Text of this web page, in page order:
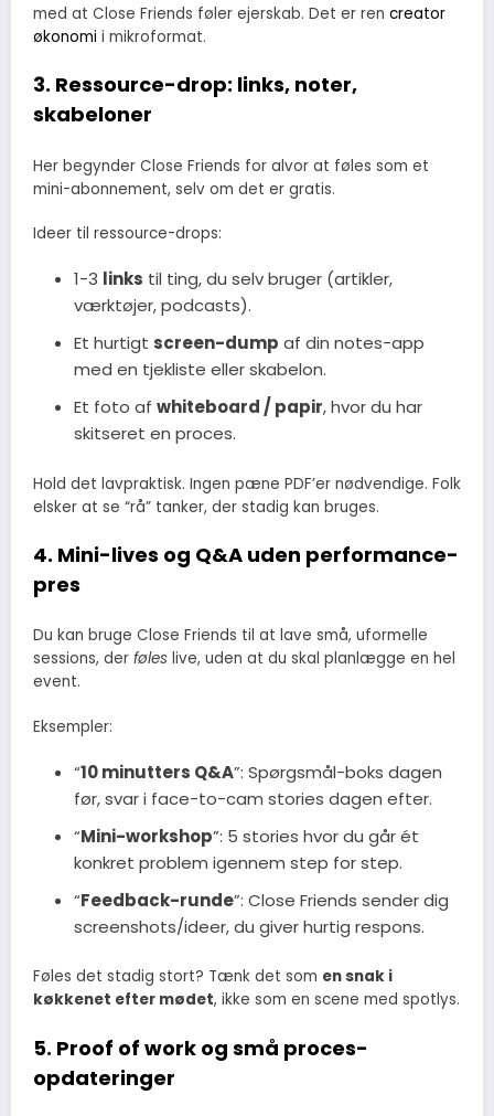
med at Close Friends føler ejerskab. Det er ren creator
økonomi i mikroformat.
3. Ressource-drop: links, noter,
skabeloner
Her begynder Close Friends for alvor at føles som et
mini-abonnement, selv om det er gratis.
Ideer til ressource-drops:
1-3 links til ting, du selv bruger (artikler,
værktøjer, podcasts).
Et hurtigt screen-dump af din notes-app
med en tjekliste eller skabelon.
Et foto af whiteboard / papir, hvor du har
skitseret en proces.
Hold det lavpraktisk. Ingen pæne PDF’er nødvendige. Folk
elsker at se “rå” tanker, der stadig kan bruges.
4. Mini-lives og Q&A uden performance-
pres
Du kan bruge Close Friends til at lave små, uformelle
sessions, der føles live, uden at du skal planlægge en hel
event.
Eksempler:
“10 minutters Q&A”: Spørgsmål-boks dagen
før, svar i face-to-cam stories dagen efter.
“Mini-workshop”: 5 stories hvor du går ét
konkret problem igennem step for step.
“Feedback-runde”: Close Friends sender dig
screenshots/ideer, du giver hurtig respons.
Føles det stadig stort? Tænk det som en snak i
køkkenet efter mødet, ikke som en scene med spotlys.
5. Proof of work og små proces-
opdateringer